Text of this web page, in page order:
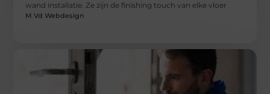
wand installatie. Ze zijn de finishing touch van elke vloer
M Vd Webdesign